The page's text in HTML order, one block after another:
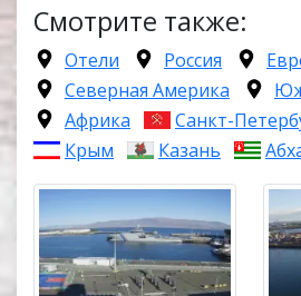
Смотрите также:
Отели Россия
Северная Америка
Африка
Санкт-
Крым
Казань